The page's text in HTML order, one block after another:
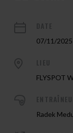
07/11/
FLYSPOT
Radek